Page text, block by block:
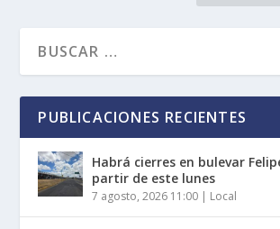
PUBLICACIONES RECIENTES
Habrá cierres en bulevar
partir de este lunes
7 agosto, 2026 11:00 | Local